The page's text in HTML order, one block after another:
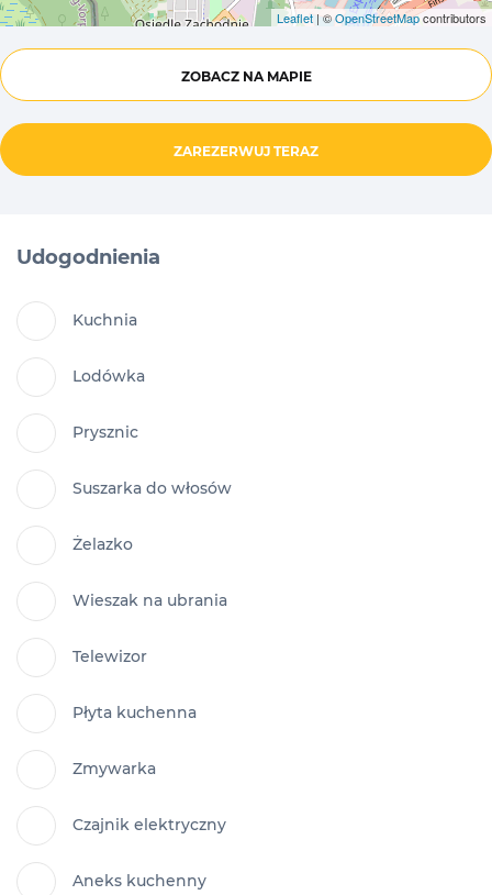
Leaflet | ©OpenStreetMapcontributors
ZOBACZ NA MAPIE
ZAREZERWUJ TERAZ
Udogodnienia
Kuchnia
Lodówka
Prysznic
Suszarka do włosów
Żelazko
Wieszak na ubrania
Telewizor
Płyta kuchenna
Zmywarka
Czajnik elektryczny
Aneks kuchenny